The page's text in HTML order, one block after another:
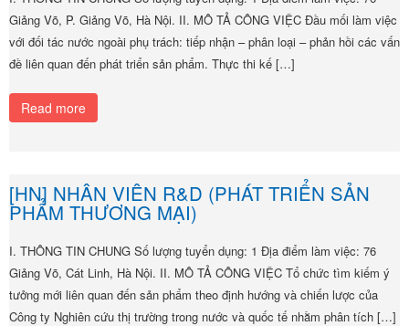
Giảng Võ, P. Giảng Võ, Hà Nội. II. MÔ TẢ CÔNG VIỆC Đầu mối làm việc
với đối tác nước ngoài phụ trách: tiếp nhận – phân loại – phản hồi các vấn
đề liên quan đến phát triển sản phẩm. Thực thi kế […]
Read more
[HN] NHÂN VIÊN R&D (PHÁT TRIỂN SẢN
PHẨM THƯƠNG MẠI)
I. THÔNG TIN CHUNG Số lượng tuyển dụng: 1 Địa điểm làm việc: 76
Giảng Võ, Cát Linh, Hà Nội. II. MÔ TẢ CÔNG VIỆC Tổ chức tìm kiếm ý
tưởng mới liên quan đến sản phẩm theo định hướng và chiến lược của
Công ty Nghiên cứu thị trường trong nước và quốc tế nhằm phân tích […]